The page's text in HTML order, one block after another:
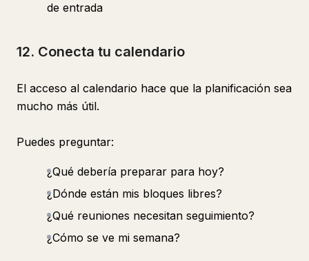
de entrada
12. Conecta tu calendario
El acceso al calendario hace que la planificación sea
mucho más útil.
Puedes preguntar:
¿Qué debería preparar para hoy?
¿Dónde están mis bloques libres?
¿Qué reuniones necesitan seguimiento?
¿Cómo se ve mi semana?